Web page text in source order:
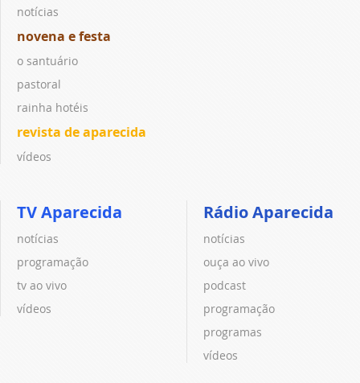
notícias
novena e festa
o santuário
pastoral
rainha hotéis
revista de aparecida
vídeos
TV Aparecida
notícias
programação
tv ao vivo
vídeos
Rádio Aparecida
notícias
ouça ao vivo
podcast
programação
programas
vídeos